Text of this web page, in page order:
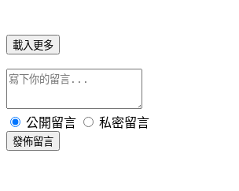
載入更多
公開留言 私密留言
發佈留言